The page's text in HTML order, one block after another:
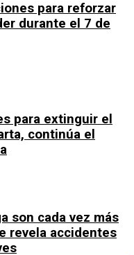
para reforzar
durante el 7 de
para extinguir el
continúa el
son cada vez más
revela accidentes